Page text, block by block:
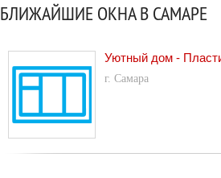
БЛИЖАЙШИЕ ОКНА В САМАРЕ
Уютный дом -
г. Самара